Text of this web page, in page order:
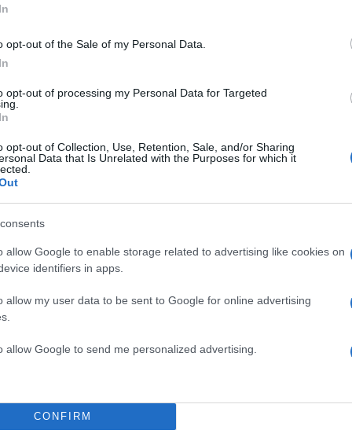
opt-out of the Sale of my Personal Data.
opt-out of processing my Personal Data for Targeted
opt-out of Collection, Use, Retention, Sale, and/or Sharing
Data that Is Unrelated with the Purposes for which it
allow Google to enable storage related to advertising like cookies on
identifiers in apps.
allow my user data to be sent to Google for online advertising
allow Google to send me personalized advertising.
CONFIRM
από